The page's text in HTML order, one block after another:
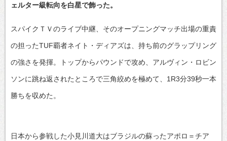
ェルター級転向を白星で飾った。
スパイクＴＶのライブ中継、そのオープニングマッチ出場の重責
の担ったTUF覇者ネイト・ディアズは、持ち前のグラップリング
の強さを発揮。トップからパウンドで攻め、アルヴィン・ロビン
ソンに跳ね返されたところで三角絞めを極めて、1R3分39秒一本
勝ちを収めた。
日本から参戦した小見川道大はブラジルの蘇ったアポロ＝チア